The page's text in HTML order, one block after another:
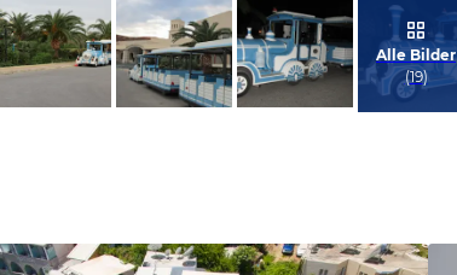
Bild melden
von Inga
Alle Bilder
(19)